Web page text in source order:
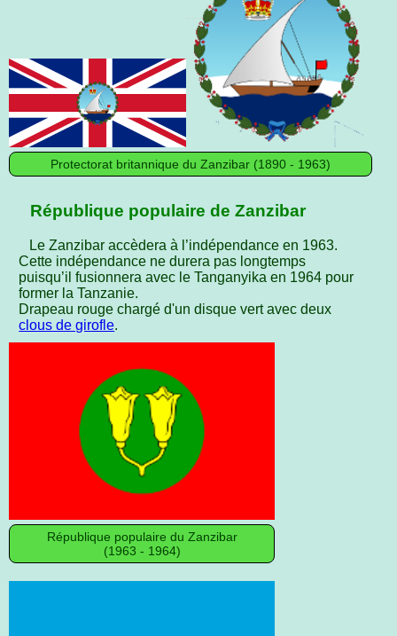
Protectorat britannique du Zanzibar (1890 - 1963)
République populaire de Zanzibar
Le Zanzibar accèdera à l’indépendance en 1963.
Cette indépendance ne durera pas longtemps
puisqu’il fusionnera avec le Tanganyika en 1964 pour
former la Tanzanie.
Drapeau rouge chargé d'un disque vert avec deux
clous de girofle.
République populaire du Zanzibar
(1963 - 1964)